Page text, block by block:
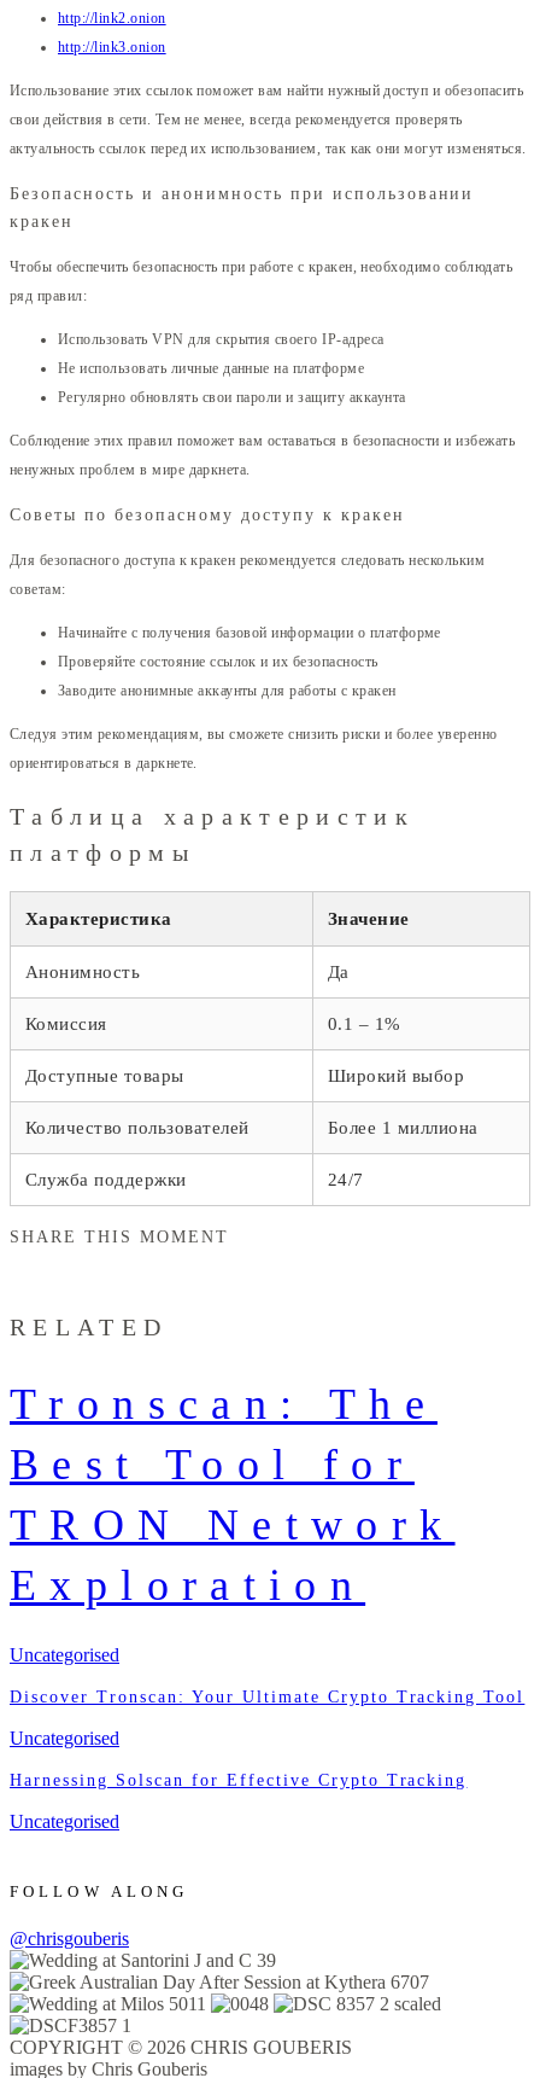
http://link2.onion
http://link3.onion
Использование этих ссылок поможет вам найти нужный доступ и обезопасить
свои действия в сети. Тем не менее, всегда рекомендуется проверять
актуальность ссылок перед их использованием, так как они могут изменяться.
Безопасность и анонимность при использовании
кракен
Чтобы обеспечить безопасность при работе с кракен, необходимо соблюдать
ряд правил:
Использовать VPN для скрытия своего IP-адреса
Не использовать личные данные на платформе
Регулярно обновлять свои пароли и защиту аккаунта
Соблюдение этих правил поможет вам оставаться в безопасности и избежать
ненужных проблем в мире даркнета.
Советы по безопасному доступу к кракен
Для безопасного доступа к кракен рекомендуется следовать нескольким
советам:
Начинайте с получения базовой информации о платформе
Проверяйте состояние ссылок и их безопасность
Заводите анонимные аккаунты для работы с кракен
Следуя этим рекомендациям, вы сможете снизить риски и более уверенно
ориентироваться в даркнете.
Таблица характеристик
платформы
Характеристика Значение
Анонимность Да
Комиссия 0.1 – 1%
Доступные товары Широкий выбор
Количество пользователей Более 1 миллиона
Служба поддержки 24/7
SHARE THIS MOMENT
RELATED
Tronscan: The
Best Tool for
TRON Network
Exploration
Uncategorised
Discover Tronscan: Your Ultimate Crypto Tracking Tool
Uncategorised
Harnessing Solscan for Effective Crypto Tracking
Uncategorised
FOLLOW ALONG
@chrisgouberis
COPYRIGHT © 2026 CHRIS GOUBERIS
images by Chris Gouberis